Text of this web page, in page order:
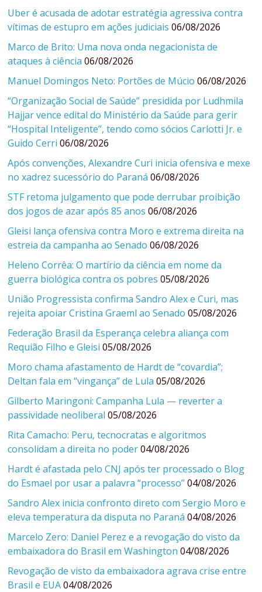
Uber é acusada de adotar estratégia agressiva contra
vítimas de estupro em ações judiciais 06/08/2026
Marco de Brito: Uma nova onda negacionista de
ataques à ciência 06/08/2026
Manuel Domingos Neto: Portões de Múcio 06/08/2026
“Organização Social de Saúde” presidida por Ludhmila
Hajjar vence edital do Ministério da Saúde para gerir
“Hospital Inteligente”, tendo como sócios Carlotti Jr. e
Guido Cerri 06/08/2026
Após convenções, Alexandre Curi inicia ofensiva e mexe
no xadrez sucessório do Paraná 06/08/2026
STF retoma julgamento que pode derrubar proibição
dos jogos de azar após 85 anos 06/08/2026
Gleisi lança ofensiva contra Moro e extrema direita na
estreia da campanha ao Senado 06/08/2026
Heleno Corrêa: O martírio da ciência em nome da
guerra biológica contra os pobres 05/08/2026
União Progressista confirma Sandro Alex e Curi, mas
rejeita apoiar Cristina Graeml ao Senado 05/08/2026
Federação Brasil da Esperança celebra aliança com
Requião Filho e Gleisi 05/08/2026
Moro chama afastamento de Hardt de “covardia”;
Deltan fala em “vingança” de Lula 05/08/2026
Gilberto Maringoni: Campanha Lula — reverter a
passividade neoliberal 05/08/2026
Rita Camacho: Peru, tecnocratas e algoritmos
consolidam a direita no poder 04/08/2026
Hardt é afastada pelo CNJ após ter processado o Blog
do Esmael por usar a palavra “processo” 04/08/2026
Sandro Alex inicia confronto direto com Sergio Moro e
eleva temperatura da disputa no Paraná 04/08/2026
Marcelo Zero: Daniel Perez e a revogação do visto da
embaixadora do Brasil em Washington 04/08/2026
Revogação de visto da embaixadora agrava crise entre
Brasil e EUA 04/08/2026